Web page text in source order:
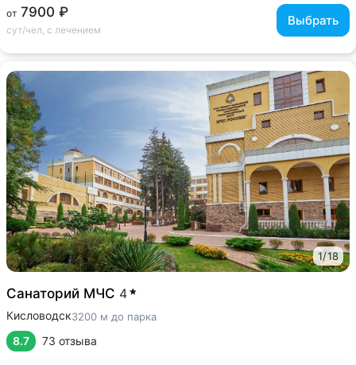
от 7900 ₽
сут/чел, с лечением
Выбрать
1/18
Санаторий МЧС 4
Кисловодск3200 м до парка
8.7 73 отзыва